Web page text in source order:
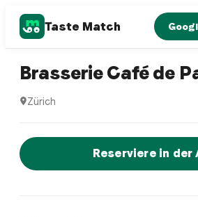
Taste Match
French restaurant
Brasserie Café de
Zürich
Jetzt sofort einen
Reserviere in der